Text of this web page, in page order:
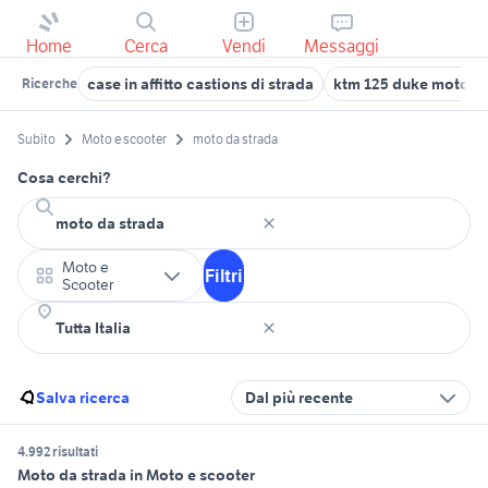
Home Cerca Vendi Messaggi
Ricerche case in affitto castions di strada ktm 125 duke moto
Subito Moto e scooter moto da strada
Cosa cerchi?
Moto e
Scooter
Filtri
Salva ricerca Dal più recente
4.992 risultati
Moto da strada in Moto e scooter